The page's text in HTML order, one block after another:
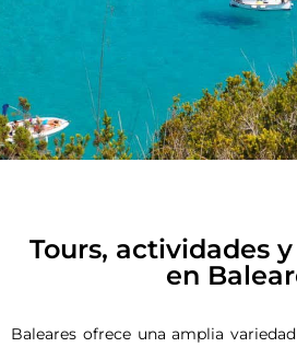
Tours, actividades
en
Baleares ofrece una amplia